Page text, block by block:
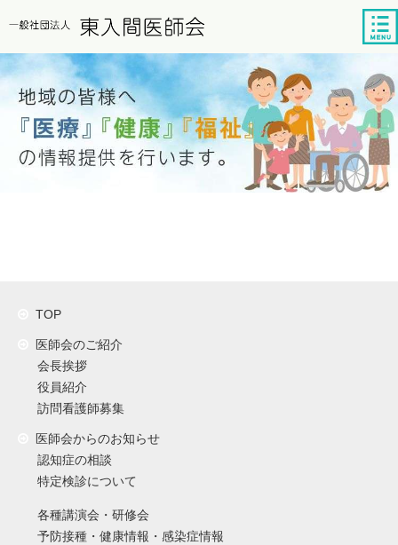
TOP
医師会のご紹介
会長挨拶
役員紹介
訪問看護師募集
医師会からのお知らせ
認知症の相談
特定検診について
各種講演会・研修会
予防接種・健康情報・感染症情報